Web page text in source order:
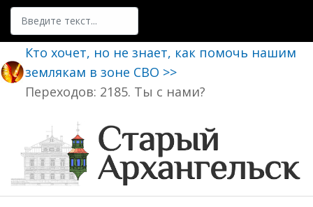
Поиск
Кто хочет, но не знает, как помочь нашим
землякам в зоне СВО >>
Переходов: 2185. Ты с нами?